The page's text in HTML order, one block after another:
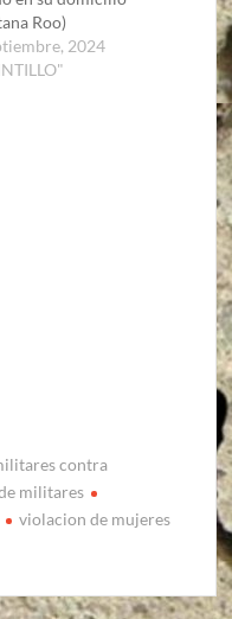
Roo)
2024
contra
militares
violacion de mujeres